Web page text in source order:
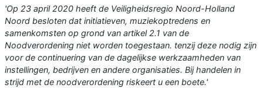
'Op 23 april 2020 heeft de Veiligheidsregio Noord-Holland
Noord besloten dat initiatieven, muziekoptredens en
samenkomsten op grond van artikel 2.1 van de
Noodverordening niet worden toegestaan. tenzij deze nodig zijn
voor de continuering van de dagelijkse werkzaamheden van
instellingen, bedrijven en andere organisaties. Bij handelen in
strijd met de noodverordening riskeert u een boete.'